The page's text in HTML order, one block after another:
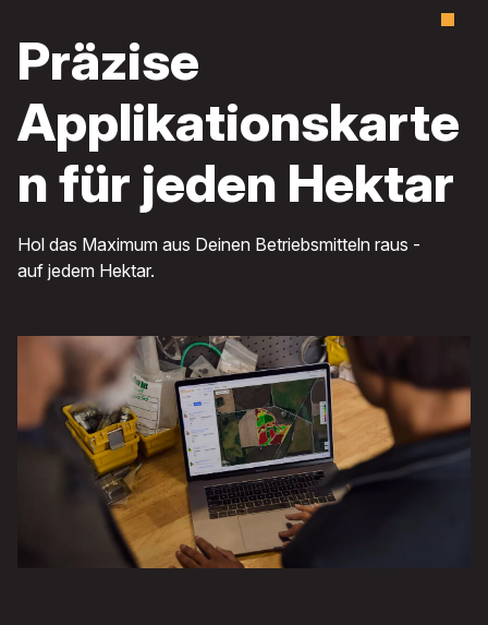
Präzise
Applikationskarte
n für jeden Hektar
Hol das Maximum aus Deinen Betriebsmitteln raus -
auf jedem Hektar.